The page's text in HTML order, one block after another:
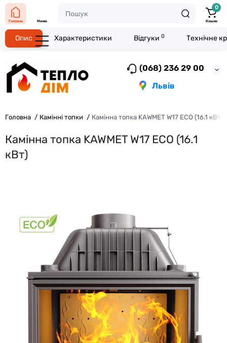
(068) 236 29 00
Львів
Головна Меню
0
Кошик
Головна Камінні топки Камінна топка KAWMET W17 ECO (16.1 кВт)
Камінна топка KAWMET W17 ECO (16.1
кВт)
Опис Характеристики Відгуки 0 Технічне